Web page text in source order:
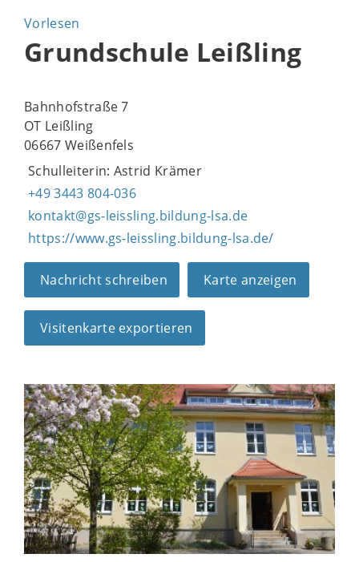
Vorlesen
Grundschule Leißling
Bahnhofstraße 7
OT Leißling
06667 Weißenfels
Schulleiterin: Astrid Krämer
+49 3443 804-036
kontakt@gs-leissling.bildung-lsa.de
https://www.gs-leissling.bildung-lsa.de/
Nachricht schreiben Karte anzeigen
Visitenkarte exportieren